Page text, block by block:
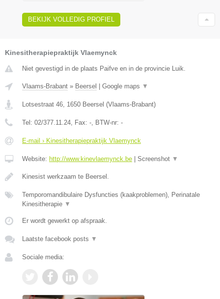
BEKIJK VOLLEDIG PROFIEL
Kinesitherapiepraktijk Vlaemynck
Niet gevestigd in de plaats Paifve en in de provincie Luik.
Vlaams-Brabant » Beersel Google maps ▼
Lotsestraat 46, 1650 Beersel (Vlaams-Brabant)
Tel: 02/377.11.24, Fax: -, BTW-nr: -
E-mail › Kinesitherapiepraktijk Vlaemynck
Website: http://www.kinevlaemynck.be Screenshot ▼
Kinesist werkzaam te Beersel.
Temporomandibulaire Dysfuncties (kaakproblemen), Perinatale
Kinesitherapie ▼
Er wordt gewerkt op afspraak.
Laatste facebook posts ▼
Sociale media: